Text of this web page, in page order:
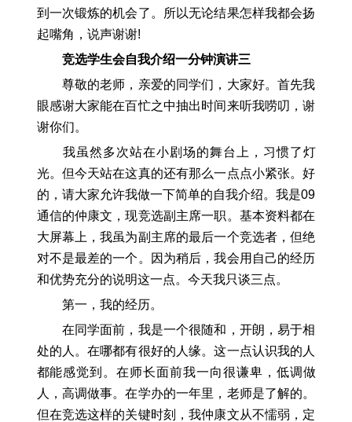
到一次锻炼的机会了。所以无论结果怎样我都会扬
起嘴角，说声谢谢!
竞选学生会自我介绍一分钟演讲三
尊敬的老师，亲爱的同学们，大家好。首先我
眼感谢大家能在百忙之中抽出时间来听我唠叨，谢
谢你们。
我虽然多次站在小剧场的舞台上，习惯了灯
光。但今天站在这真的还有那么一点点小紧张。好
的，请大家允许我做一下简单的自我介绍。我是09
通信的仲康文，现竞选副主席一职。基本资料都在
大屏幕上，我虽为副主席的最后一个竞选者，但绝
对不是最差的一个。因为稍后，我会用自己的经历
和优势充分的说明这一点。今天我只谈三点。
第一，我的经历。
在同学面前，我是一个很随和，开朗，易于相
处的人。在哪都有很好的人缘。这一点认识我的人
都能感觉到。在师长面前我一向很谦卑，低调做
人，高调做事。在学办的一年里，老师是了解的。
但在竞选这样的关键时刻，我仲康文从不懦弱，定